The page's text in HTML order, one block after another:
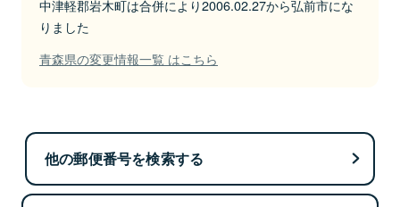
中津軽郡岩木町は合併により2006.02.27から弘前市にな
りました
青森県の変更情報一覧 はこちら
他の郵便番号を検索する